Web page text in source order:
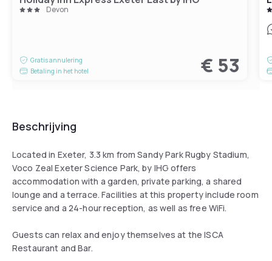
Devon
Gratis annulering
Betaling in het hotel
€ 53
Beschrijving
Located in Exeter, 3.3 km from Sandy Park Rugby Stadium,
Voco Zeal Exeter Science Park, by IHG offers
accommodation with a garden, private parking, a shared
lounge and a terrace. Facilities at this property include room
service and a 24-hour reception, as well as free WiFi.
Guests can relax and enjoy themselves at the ISCA
Restaurant and Bar.